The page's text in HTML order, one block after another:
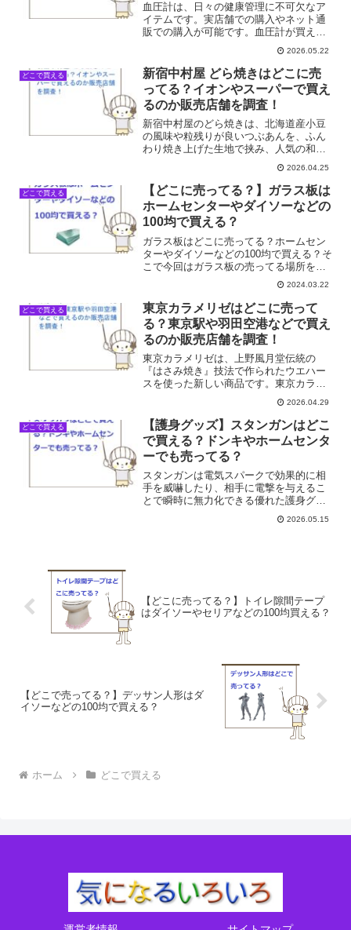
血圧計は、日々の健康管理に不可欠なア
イテムです。実店舗での購入やネット通
販での購入が可能です。血圧計が買える
店舗一覧店舗名販売状況エディオン◎ヤ
マダウェブコム◎ドラッグストア◎家電
量販店◎ネット通販◎血圧計はどこに売
ってる？販売店まとめエデ...
2026.05.22
どこで買える
新宿中村屋 どら焼きはどこに売
ってる？イオンやスーパーで買え
るのか販売店舗を調査！
新宿中村屋のどら焼きは、北海道産小豆
の風味や粒残りが良いつぶあんを、ふん
わり焼き上げた生地で挟み、人気の和菓
子です。今回は、新宿中村屋 どら焼きが
どこで手に入るのか、身近な店舗を中心
に最新の販売店を調査しました。新宿中
村屋 どら焼きが買える...
2026.04.25
どこで買える
【どこに売ってる？】ガラス板は
ホームセンターやダイソーなどの
100均で買える？
ガラス板はどこに売ってる？ホームセン
ターやダイソーなどの100均で買える？そ
こで今回はガラス板の売ってる場所を調
べてみました。ガラス板とは？ガラス板
とは、均一な厚みの板状につくられたガ
ラス。 着色したもの 表面コーティングを
したもの 曲面の...
2024.03.22
どこで買える
東京カラメリゼはどこに売って
る？東京駅や羽田空港などで買え
るのか販売店舗を調査！
東京カラメリゼは、上野風月堂伝統の
『はさみ焼き』技法で作られたウエハー
スを使った新しい商品です。東京カラメ
リゼはどこで売ってるのか、身近な店舗
を中心に最新の販売店を調査しました。
東京カラメリゼが買える店舗一覧店舗名
販売状況東京駅◎羽田空港◎...
2026.04.29
どこで買える
【護身グッズ】スタンガンはどこ
で買える？ドンキやホームセンタ
ーでも売ってる？
スタンガンは電気スパークで効果的に相
手を威嚇したり、相手に電撃を与えるこ
とで瞬時に無力化できる優れた護身グッ
ズですね。最近、護身用としてスタンガ
ンを購入する人が増えてきているようで
2026.05.15
【どこに売ってる？】トイレ隙間テープ
はダイソーやセリアなどの100均買える？
【どこで売ってる？】デッサン人形はダ
イソーなどの100均で買える？
ホーム どこで買える